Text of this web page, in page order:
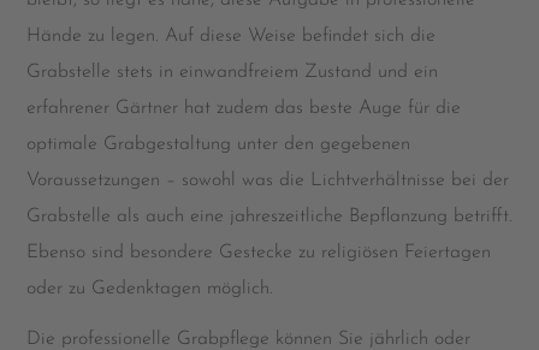
Hände zu legen. Auf diese Weise befindet sich die
Grabstelle stets in einwandfreiem Zustand und ein
erfahrener Gärtner hat zudem das beste Auge für die
optimale Grabgestaltung unter den gegebenen
Voraussetzungen – sowohl was die Lichtverhältnisse bei der
Grabstelle als auch eine jahreszeitliche Bepflanzung betrifft.
Ebenso sind besondere Gestecke zu religiösen Feiertagen
oder zu Gedenktagen möglich.
Die professionelle Grabpflege können Sie jährlich oder